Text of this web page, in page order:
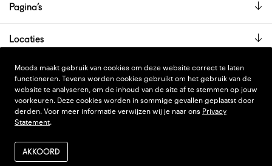
Pagina’s
Locaties
De showroom is alleen op afspraak geopend.
PRIVACY STATEMENT
ALGEMENE VOORWAARDEN
VERZENDEN EN RETOUR
DESIGN WONDERLAND
Moods maakt gebruik van cookies om deze website correct te laten
functioneren. Tevens worden cookies gebruikt om het gebruik van de
website te analyseren, om de inhoud van de site af te stemmen op jouw
voorkeuren. Deze cookies worden in sommige gevallen geplaatst door
derden. Voor meer informatie verwijzen wij je naar ons Privacy
Statement.
AKKOORD